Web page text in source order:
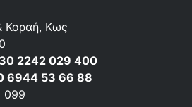
Κοραή, Κως
2242 029 400
6944 53 66 88
099